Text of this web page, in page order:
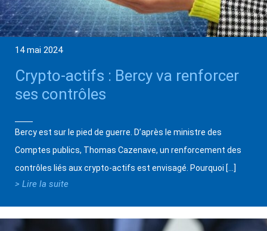
14 mai 2024
Crypto-actifs : Bercy va renforcer
ses contrôles
Bercy est sur le pied de guerre. D’après le ministre des
Comptes publics, Thomas Cazenave, un renforcement des
contrôles liés aux crypto-actifs est envisagé. Pourquoi […]
> Lire la suite